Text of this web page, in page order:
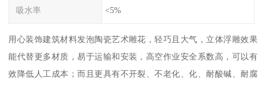
吸水率 <5%
用心装饰建筑材料发泡陶瓷艺术雕花，轻巧且大气，立体浮雕效果
能代替更多材质，易于运输和安装，高空作业安全系数高，可以有
效降低人工成本；而且更具有不开裂、不老化、化、耐酸碱、耐腐